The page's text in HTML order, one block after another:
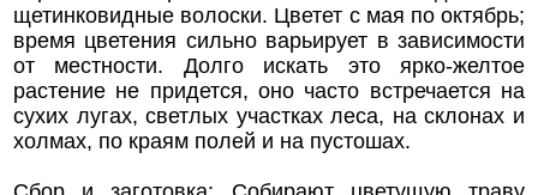
щетинковидные волоски. Цветет с мая по октябрь;
время цветения сильно варьирует в зависимости
от местности. Долго искать это ярко-желтое
растение не придется, оно часто встречается на
сухих лугах, светлых участках леса, на склонах и
холмах, по краям полей и на пустошах.